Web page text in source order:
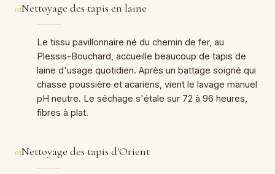
02Nettoyage des tapis en laine
Le tissu pavillonnaire né du chemin de fer, au
Plessis-Bouchard, accueille beaucoup de tapis de
laine d'usage quotidien. Après un battage soigné qui
chasse poussière et acariens, vient le lavage manuel
pH neutre. Le séchage s'étale sur 72 à 96 heures,
fibres à plat.
03Nettoyage des tapis d'Orient